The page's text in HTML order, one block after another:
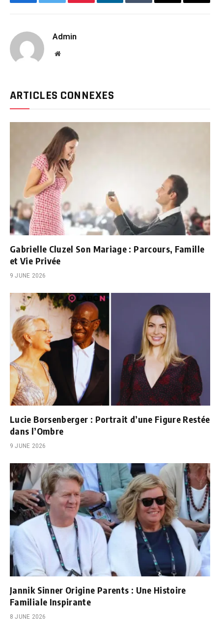
FacebookTwitter PinterestLinkedInTumblr Email
Copy
Admin
Website
ARTICLES CONNEXES
Gabrielle Cluzel Son Mariage : Parcours, Famille
et Vie Privée
9 JUNE 2026
Lucie Borsenberger : Portrait d’une Figure Restée
dans l’Ombre
9 JUNE 2026
Jannik Sinner Origine Parents : Une Histoire
Familiale Inspirante
8 JUNE 2026